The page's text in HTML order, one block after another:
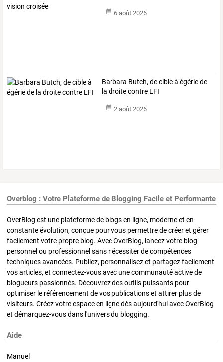
6 août 2026
Barbara Butch, de cible à égérie de
la droite contre LFI
2 août 2026
Overblog : Votre Plateforme de Blogging Facile et Performante
OverBlog est une plateforme de blogs en ligne, moderne et en
constante évolution, conçue pour vous permettre de créer et gérer
facilement votre propre blog. Avec OverBlog, lancez votre blog
personnel ou professionnel sans nécessiter de compétences
techniques avancées. Publiez, personnalisez et partagez facilement
vos articles, et connectez-vous avec une communauté active de
blogueurs passionnés. Découvrez des outils puissants pour
optimiser le référencement de vos publications et attirer plus de
visiteurs. Créez votre espace en ligne dès aujourd'hui avec OverBlog
et démarquez-vous dans l'univers du blogging.
Aide
Manuel